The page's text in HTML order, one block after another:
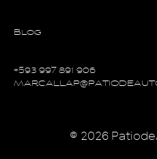
Blog
+593 997 891 906
© 2026